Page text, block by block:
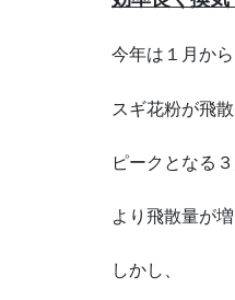
今年は１月から
スギ花粉が飛
ピークとなる３
より飛散量が増
しかし、